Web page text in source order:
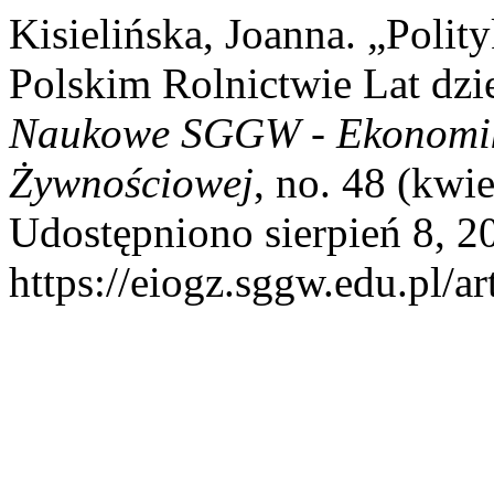
Kisielińska, Joanna.
Polskim Rolnictwie Lat
Naukowe SGGW -
Żywnościowej, no. 48
Udostępniono sierpień 8,
https://eiogz.sggw.edu.pl/